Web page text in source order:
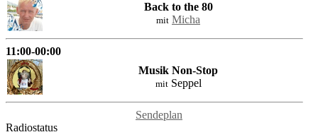
Back to the 80
mit Micha
11:00-00:00
Musik Non-Stop
mitSeppel
Sendeplan
Radiostatus